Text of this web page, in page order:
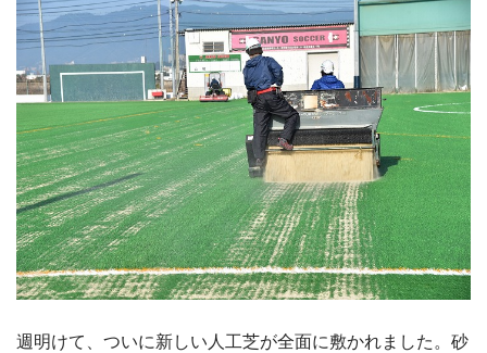
週明けて、ついに新しい人工芝が全面に敷かれました。砂